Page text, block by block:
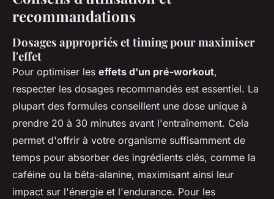
recommandations
Dosages appropriés et timing pour maximiser
l'effet
Pour optimiser les effets d'un pré-workout,
respecter les dosages recommandés est essentiel. La
plupart des formules conseillent une dose unique à
prendre 20 à 30 minutes avant l'entraînement. Cela
permet d'offrir à votre organisme suffisamment de
temps pour absorber des ingrédients clés, comme la
caféine ou la bêta-alanine, maximisant ainsi leur
impact sur l'énergie et l'endurance. Pour les